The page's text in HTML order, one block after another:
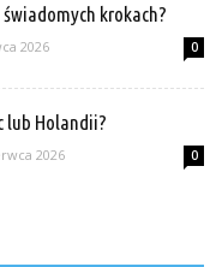
krokach?
2026 0
lub Holandii?
2026 0